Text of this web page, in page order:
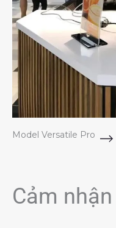
Model Versatile Pro
Cảm nhận